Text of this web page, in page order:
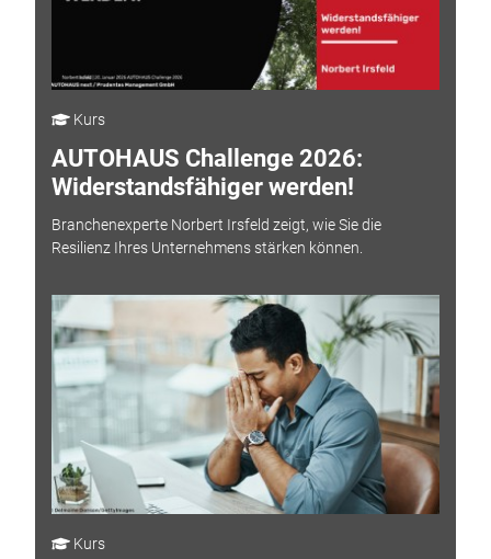
Kurs
AUTOHAUS Challenge 2026:
Widerstandsfähiger werden!
Branchenexperte Norbert Irsfeld zeigt, wie Sie die
Resilienz Ihres Unternehmens stärken können.
Kurs